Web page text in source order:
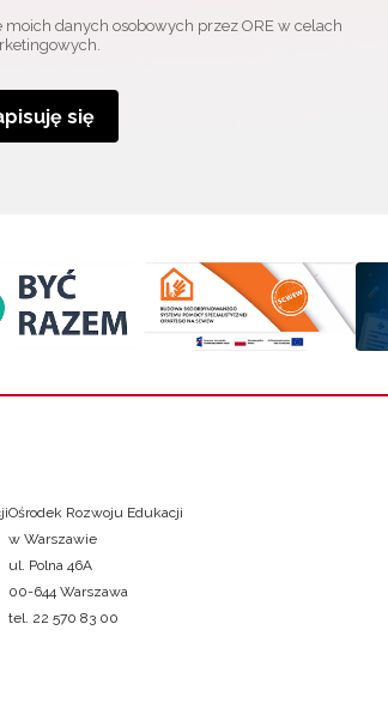
danych osobowych przez ORE w celach
się
Ośrodek Rozwoju Edukacji
w Warszawie
ul. Polna 46A
00-644 Warszawa
tel. 22 570 83 00